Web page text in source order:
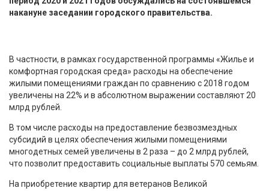
накануне заседании городского правительства.
В частности, в рамках государственной программы «Жилье и
комфортная городская среда» расходы на обеспечение
жилыми помещениями граждан по сравнению с 2018 годом
увеличены на 22% и в абсолютном выражении составляют 20
млрд рублей.
В том числе расходы на предоставление безвозмездных
субсидий в целях обеспечения жилыми помещениями
многодетных семей увеличены в 2 раза – до 2 млрд рублей,
что позволит предоставить социальные выплаты 570 семьям.
На приобретение квартир для ветеранов Великой